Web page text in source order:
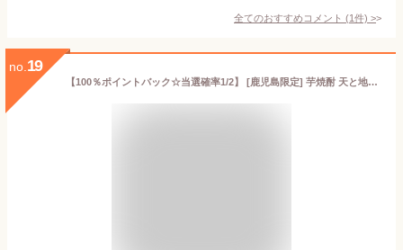
全てのおすすめコメント (1件) >
no. 19
【100％ポイントバック☆当選確率1/2】 [鹿児島限定] 芋焼酎 天と地と人と 桐箱入り 30度 1800ml 小鹿酒造 いも焼酎 鹿児島 焼酎 酒 お酒 ギフト 一升瓶 化粧箱 母の日 父の日 誕生日 内祝 お祝い 宅飲み 家飲み